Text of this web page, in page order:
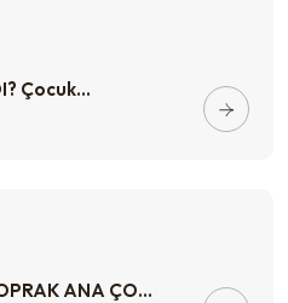
Çocuk...
ANA ÇO...